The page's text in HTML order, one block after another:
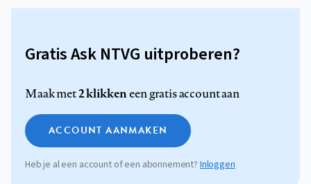
Gratis Ask NTVG uitproberen?
Maak met2 klikkeneen gratis account aan
ACCOUNT AANMAKEN
Heb je al een account of een abonnement? Inloggen